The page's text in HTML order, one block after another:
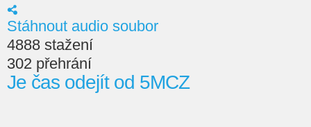
Stáhnout audio soubor
4888 stažení
302 přehrání
Je čas odejít od 5MCZ